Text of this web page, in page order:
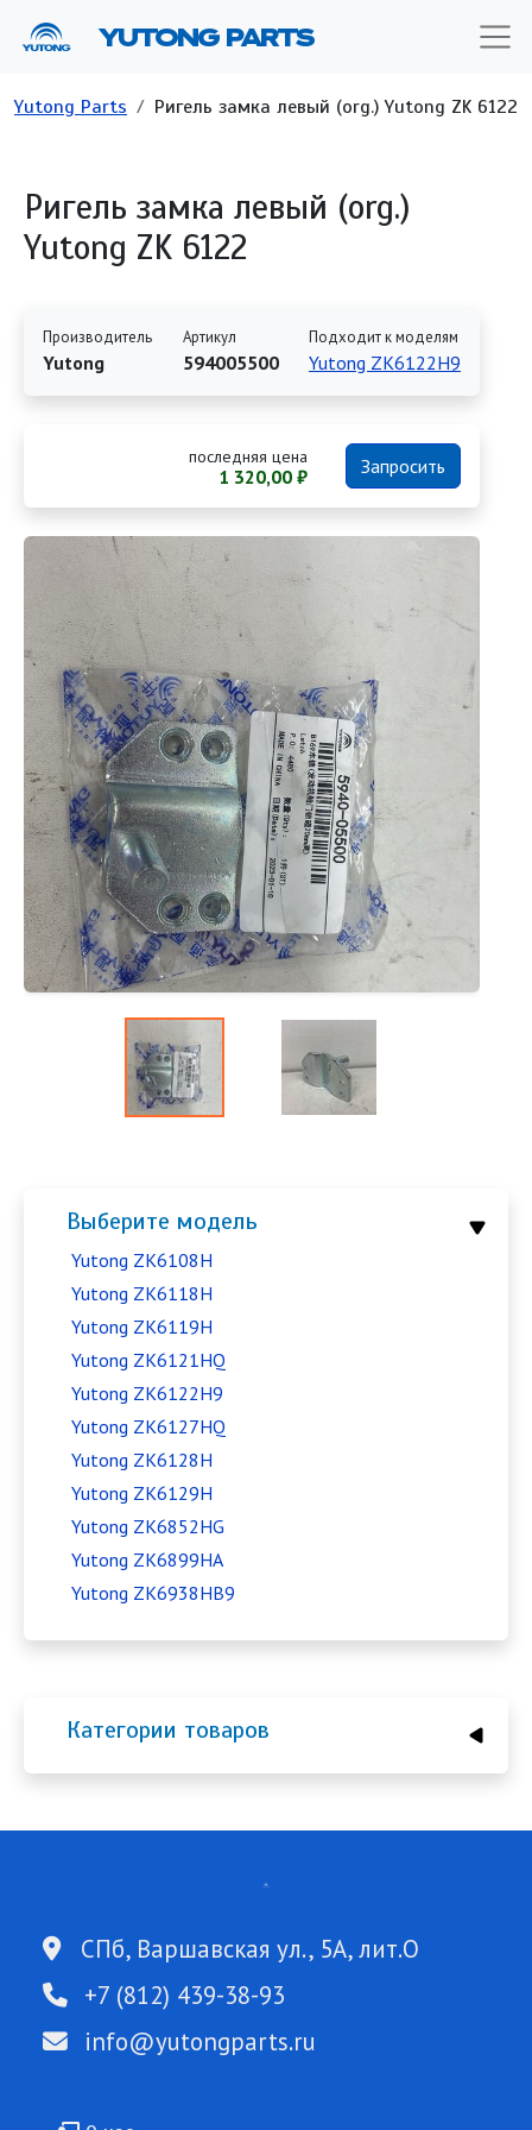
YUTONG PARTS
Строка навигации
Yutong Parts Ригель замка левый (org.) Yutong ZK 6122
Выберите модель
Yutong ZK6108H
Yutong ZK6118H
Yutong ZK6119H
Yutong ZK6121HQ
Yutong ZK6122H9
Yutong ZK6127HQ
Yutong ZK6128H
Yutong ZK6129H
Yutong ZK6852HG
Yutong ZK6899HA
Yutong ZK6938HB9
Категории товаров
Ригель замка левый (org.)
Yutong ZK 6122
Производитель
Yutong
Артикул
594005500
Подходит к моделям
Yutong ZK6122H9
последняя цена
1 320,00 ₽ Запросить
СПб, Варшавская ул., 5А, лит.О
+7 (812) 439-38-93
info@yutongparts.ru